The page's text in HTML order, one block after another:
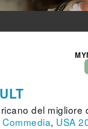
del
Commedia, USA